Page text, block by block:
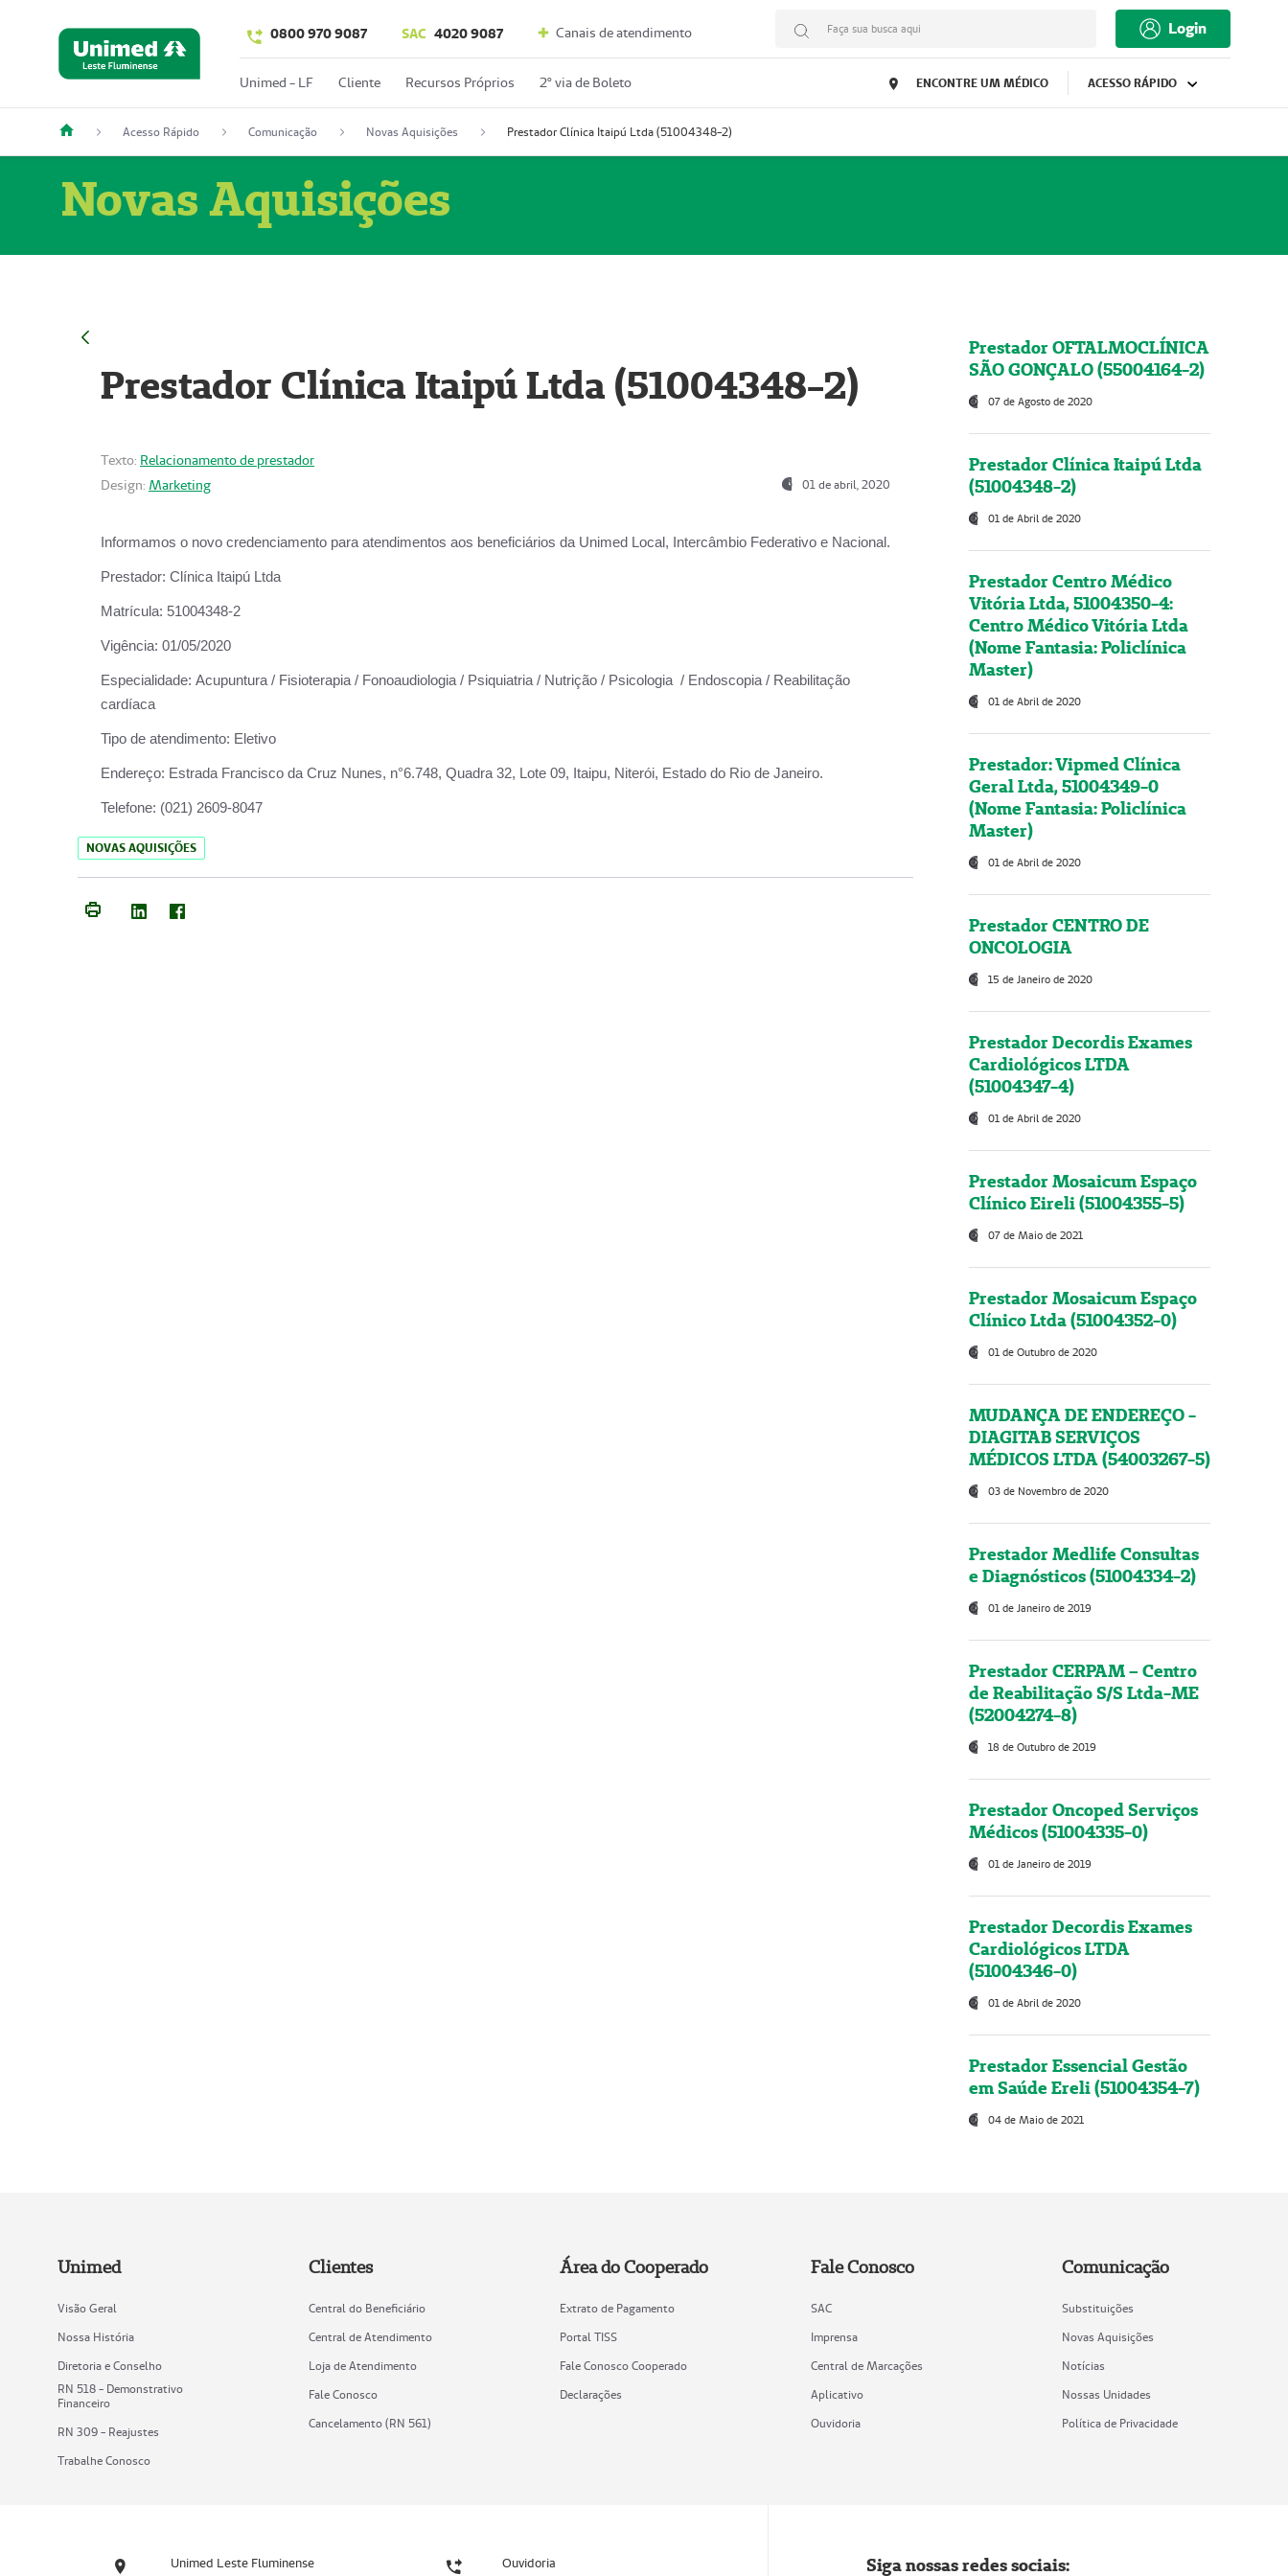
0800 970 9087 SAC 4020 9087 Canais de atendimento Faça sua busca aqui Login
Unimed - LF Cliente Recursos Próprios 2º via de Boleto ENCONTRE UM MÉDICO ACESSO RÁPIDO
Acesso Rápido Comunicação Novas Aquisições Prestador Clínica Itaipú Ltda (51004348-2)
Novas Aquisições
Prestador Clínica Itaipú Ltda (51004348-2)
Texto: Relacionamento de prestador
Design: Marketing 01 de abril, 2020
Informamos o novo credenciamento para atendimentos aos beneficiários da Unimed Local, Intercâmbio Federativo e Nacional.
Prestador: Clínica Itaipú Ltda
Matrícula: 51004348-2
Vigência: 01/05/2020
Especialidade: Acupuntura / Fisioterapia / Fonoaudiologia / Psiquiatria / Nutrição / Psicologia / Endoscopia / Reabilitação
cardíaca
Tipo de atendimento: Eletivo
Endereço: Estrada Francisco da Cruz Nunes, n°6.748, Quadra 32, Lote 09, Itaipu, Niterói, Estado do Rio de Janeiro.
Telefone: (021) 2609-8047
NOVAS AQUISIÇÕES
Prestador OFTALMOCLÍNICA
SÃO GONÇALO (55004164-2)
07 de Agosto de 2020
Prestador Clínica Itaipú Ltda
(51004348-2)
01 de Abril de 2020
Prestador Centro Médico
Vitória Ltda, 51004350-4:
Centro Médico Vitória Ltda
(Nome Fantasia: Policlínica
Master)
01 de Abril de 2020
Prestador: Vipmed Clínica
Geral Ltda, 51004349-0
(Nome Fantasia: Policlínica
Master)
01 de Abril de 2020
Prestador CENTRO DE
ONCOLOGIA
15 de Janeiro de 2020
Prestador Decordis Exames
Cardiológicos LTDA
(51004347-4)
01 de Abril de 2020
Prestador Mosaicum Espaço
Clínico Eireli (51004355-5)
07 de Maio de 2021
Prestador Mosaicum Espaço
Clínico Ltda (51004352-0)
01 de Outubro de 2020
MUDANÇA DE ENDEREÇO -
DIAGITAB SERVIÇOS
MÉDICOS LTDA (54003267-5)
03 de Novembro de 2020
Prestador Medlife Consultas
e Diagnósticos (51004334-2)
01 de Janeiro de 2019
Prestador CERPAM – Centro
de Reabilitação S/S Ltda-ME
(52004274-8)
18 de Outubro de 2019
Prestador Oncoped Serviços
Médicos (51004335-0)
01 de Janeiro de 2019
Prestador Decordis Exames
Cardiológicos LTDA
(51004346-0)
01 de Abril de 2020
Prestador Essencial Gestão
em Saúde Ereli (51004354-7)
04 de Maio de 2021
Unimed
Visão Geral
Nossa História
Diretoria e Conselho
RN 518 - Demonstrativo
Financeiro
RN 309 - Reajustes
Trabalhe Conosco
Clientes
Central do Beneficiário
Central de Atendimento
Loja de Atendimento
Fale Conosco
Cancelamento (RN 561)
Área do Cooperado
Extrato de Pagamento
Portal TISS
Fale Conosco Cooperado
Declarações
Fale Conosco
SAC
Imprensa
Central de Marcações
Aplicativo
Ouvidoria
Comunicação
Substituições
Novas Aquisições
Notícias
Nossas Unidades
Política de Privacidade
Unimed Leste Fluminense Ouvidoria Siga nossas redes sociais: